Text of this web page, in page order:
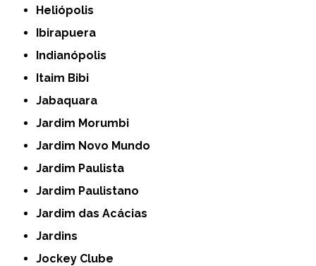
Heliópolis
Ibirapuera
Indianópolis
Itaim Bibi
Jabaquara
Jardim Morumbi
Jardim Novo Mundo
Jardim Paulista
Jardim Paulistano
Jardim das Acácias
Jardins
Jockey Clube